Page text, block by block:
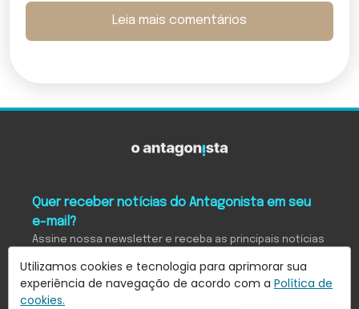
Leia mais comentários
Utilizamos cookies e tecnologia para aprimorar sua
experiência de navegação de acordo com a Política de
cookies.
Quer receber notícias do Antagonista em seu
e-mail?
Assine nossa newsletter e receba as principais notícias